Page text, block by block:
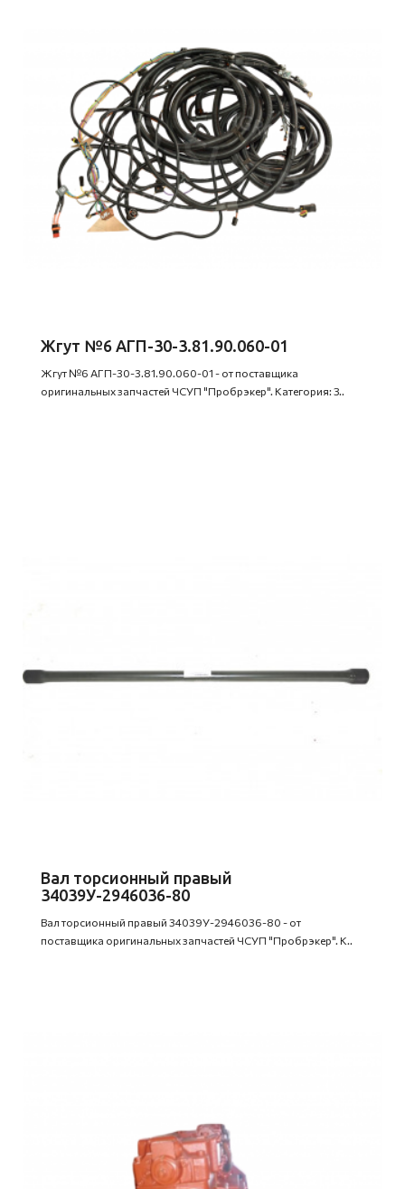
Жгут №6 АГП-30-3.81.90.060-01
Жгут №6 АГП-30-3.81.90.060-01 - от поставщика
оригинальных запчастей ЧСУП "Пробрэкер". Категория: З..
Вал торсионный правый
34039У-2946036-80
Вал торсионный правый 34039У-2946036-80 - от
поставщика оригинальных запчастей ЧСУП "Пробрэкер". К..